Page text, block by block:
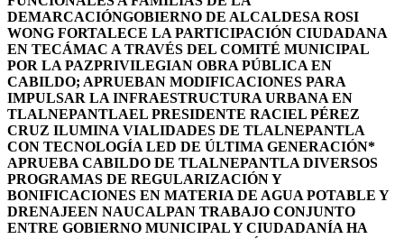
DEMARCACIÓNGOBIERNO DE ALCALDESA ROSI
WONG FORTALECE LA PARTICIPACIÓN CIUDADANA
EN TECÁMAC A TRAVÉS DEL COMITÉ MUNICIPAL
POR LA PAZPRIVILEGIAN OBRA PÚBLICA EN
CABILDO; APRUEBAN MODIFICACIONES PARA
IMPULSAR LA INFRAESTRUCTURA URBANA EN
TLALNEPANTLAEL PRESIDENTE RACIEL PÉREZ
CRUZ ILUMINA VIALIDADES DE TLALNEPANTLA
CON TECNOLOGÍA LED DE ÚLTIMA GENERACIÓN*
APRUEBA CABILDO DE TLALNEPANTLA DIVERSOS
PROGRAMAS DE REGULARIZACIÓN Y
BONIFICACIONES EN MATERIA DE AGUA POTABLE Y
DRENAJEEN NAUCALPAN TRABAJO CONJUNTO
ENTRE GOBIERNO MUNICIPAL Y CIUDADANÍA HA